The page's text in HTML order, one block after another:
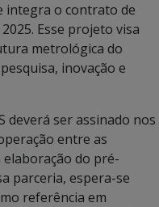
integra o contrato de
Esse projeto visa
metrológica do
inovação e
deverá ser assinado nos
entre as
do pré-
parceria, espera-se
referência em